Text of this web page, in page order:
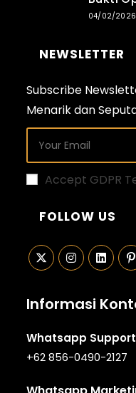
04/02/2026
NEWSLETTER
Subscribe
Menarik dan
Accept GDPR
FOLLOW US
in
new
tab
new
tab
in
new
tab
new
tab
Informasi
Whatsapp Support
+62 856-0490-2127